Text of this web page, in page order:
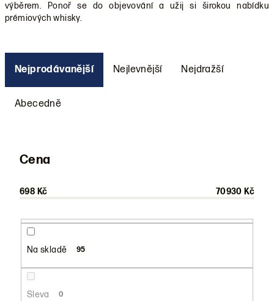
výběrem. Ponoř se do objevování a užij si širokou nabídku
prémiových whisky.
Ř
z
Nejprodávanější Nejlevnější Nejdražší
Abecedně
Cena
698 Kč 70930 Kč
Na skladě 95
Sleva 0